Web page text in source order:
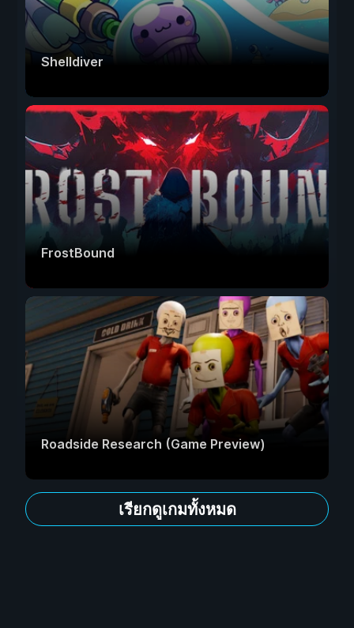
Shelldiver
FrostBound
Roadside Research (Game Preview)
เรียกดูเกมทั้งหมด